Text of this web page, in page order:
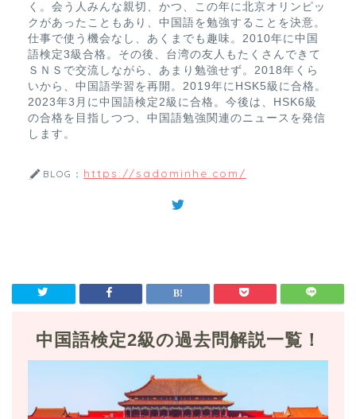
く。会う人みんな親切、かつ、この年に北京オリンピッ
クがあったこともあり、中国語を勉強することを決意。
仕事で使う機会なし、あくまでも趣味。2010年に中国
語検定3級合格。その後、台湾の友人もたくさんできて
ＳＮＳで交流しながら、あまり勉強せず。2018年くら
いから、中国語学習を再開。2019年にHSK5級に合格。
2023年3月に中国語検定2級に合格。今後は、HSK6級
の合格を目指しつつ、中国語勉強関連のニュースを発信
します。
BLOG： https://sadominhe.com/
中国語検定2級の過去問解説一覧！